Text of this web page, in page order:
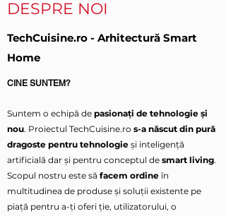
DESPRE NOI
TechCuisine.ro - Arhitectură Smart
Home
CINE SUNTEM?
Suntem o echipă de pasionați de tehnologie și
nou. Proiectul TechCuisine.ro s-a născut din pură
dragoste pentru tehnologie și inteligență
artificială dar și pentru conceptul de smart living.
Scopul nostru este să facem ordine în
multitudinea de produse și soluții existente pe
piață pentru a-ți oferi ție, utilizatorului, o